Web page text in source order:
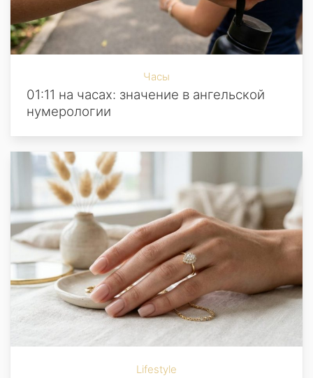
Часы
01:11 на часах: значение в ангельской
нумерологии
Lifestyle